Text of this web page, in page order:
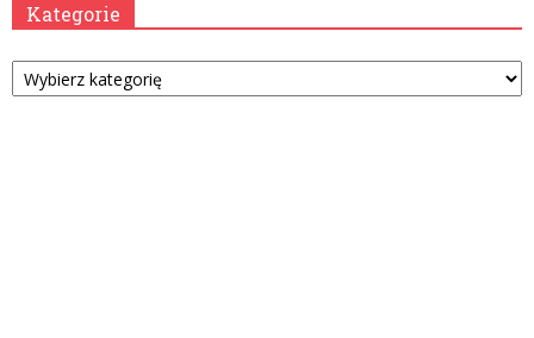
Kategorie
Kategorie